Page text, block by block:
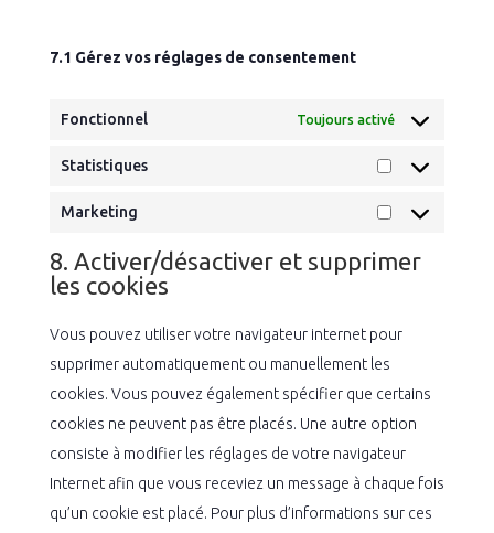
7.1 Gérez vos réglages de consentement
Fonctionnel Toujours activé
Statistiques
Marketing
8. Activer/désactiver et supprimer
les cookies
Vous pouvez utiliser votre navigateur internet pour
supprimer automatiquement ou manuellement les
cookies. Vous pouvez également spécifier que certains
cookies ne peuvent pas être placés. Une autre option
consiste à modifier les réglages de votre navigateur
Internet afin que vous receviez un message à chaque fois
qu’un cookie est placé. Pour plus d’informations sur ces